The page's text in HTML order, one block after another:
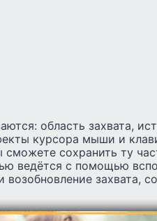
область захвата,
курсора мыши и
сохранить ту
ведётся с помощью
захвата,